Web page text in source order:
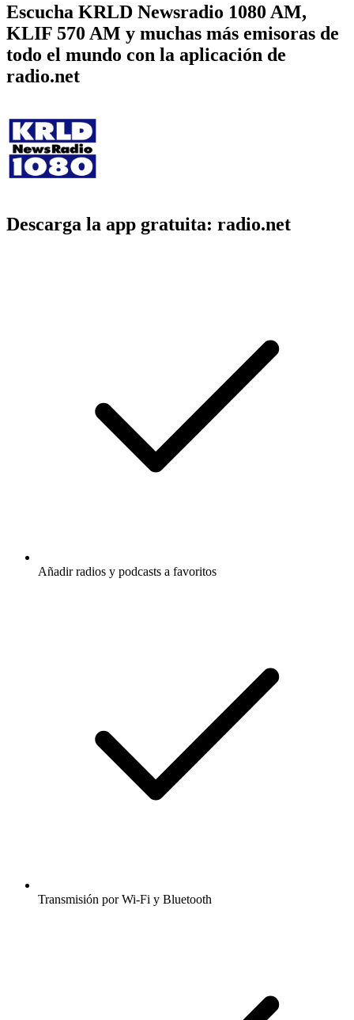
Escucha KRLD Newsradio 1080 AM,
KLIF 570 AM y muchas más emisoras de
todo el mundo con la aplicación de
radio.net
Descarga la app gratuita: radio.net
Añadir radios y podcasts a favoritos
Transmisión por Wi-Fi y Bluetooth